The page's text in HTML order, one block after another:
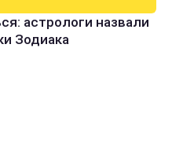
астрологи назвали
Зодиака